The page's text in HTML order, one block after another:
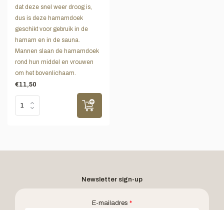
dat deze snel weer droog is,
dus is deze hamamdoek
geschikt voor gebruik in de
hamam en in de sauna.
Mannen slaan de hamamdoek
rond hun middel en vrouwen
om het bovenlichaam.
€11,50
Newsletter sign-up
E-mailadres *